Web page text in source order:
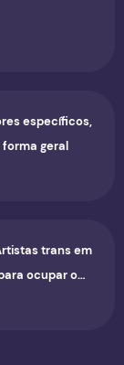
específicos,
geral
trans em
ocupar o